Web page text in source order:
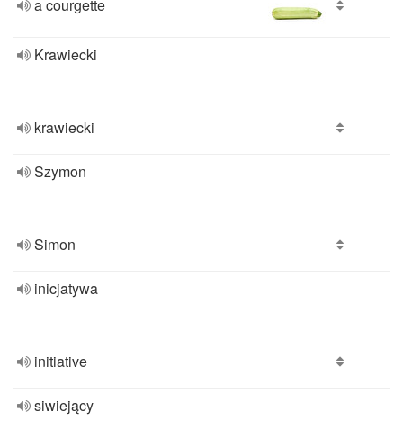
a courgette
Krawiecki
krawiecki
Szymon
Simon
inicjatywa
initiative
siwiejący